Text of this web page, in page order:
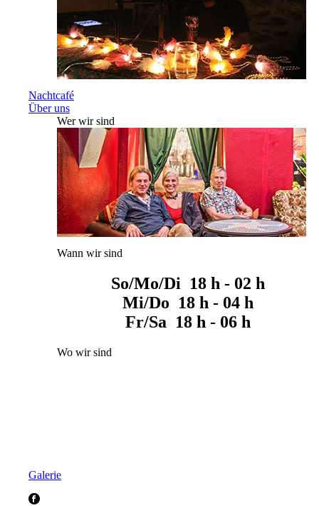
Nachtcafé
Über uns
Wer wir sind
Wann wir sind
So/Mo/Di 18 h - 02 h
Mi/Do 18 h - 04 h
Fr/Sa 18 h - 06 h
Wo wir sind
Galerie